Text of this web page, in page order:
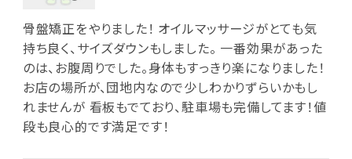
骨盤矯正をやりました！ オイルマッサージがとても気
持ち良く、サイズダウンもしました。 一番効果があった
のは、お腹周りでした。身体もすっきり楽になりました！
お店の場所が、団地内なので少しわかりずらいかもし
れませんが 看板もでており、駐車場も完備してます！値
段も良心的です満足です！